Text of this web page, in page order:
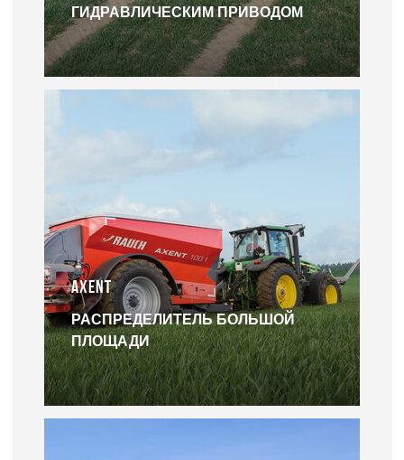
ГИДРАВЛИЧЕСКИМ ПРИВОДОМ
AXENT
РАСПРЕДЕЛИТЕЛЬ БОЛЬШОЙ
ПЛОЩАДИ